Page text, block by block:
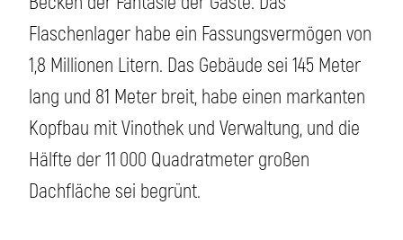
Flaschenlager habe ein Fassungsvermögen von
1,8 Millionen Litern. Das Gebäude sei 145 Meter
lang und 81 Meter breit, habe einen markanten
Kopfbau mit Vinothek und Verwaltung, und die
Hälfte der 11 000 Quadratmeter großen
Dachfläche sei begrünt.